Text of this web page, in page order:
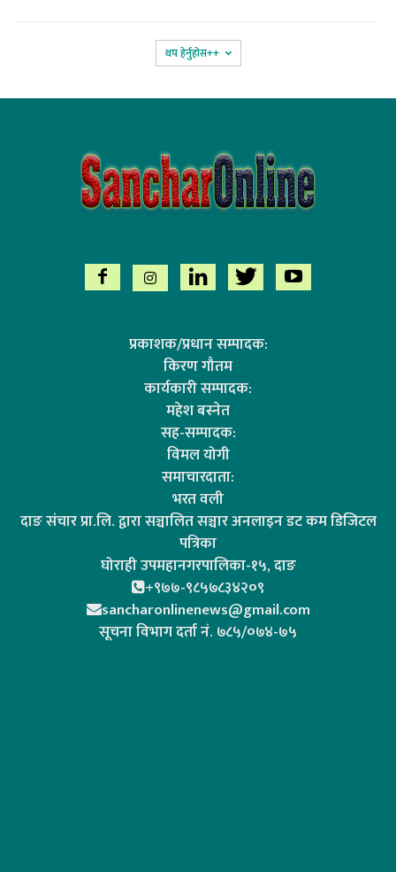
थप हेर्नुहोस‌++
प्रकाशक/प्रधान सम्पादक:
किरण गौतम
कार्यकारी सम्पादक:
महेश बस्नेत
सह-सम्पादक:
विमल योगी
समाचारदाता:
भरत वली
दाङ संचार प्रा.लि. द्वारा सञ्चालित सञ्चार अनलाइन डट कम डिजिटल
पत्रिका
घोराही उपमहानगरपालिका-१५, दाङ
+९७७-९८५७८३४२०९
sancharonlinenews@gmail.com
सूचना विभाग दर्ता न‌ं. ७८५/०७४-७५